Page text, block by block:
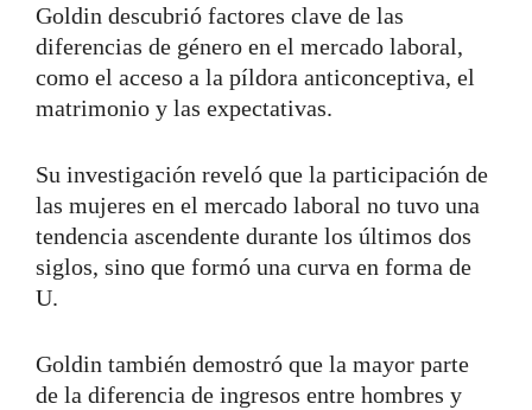
Goldin descubrió factores clave de las
diferencias de género en el mercado laboral,
como el acceso a la píldora anticonceptiva, el
matrimonio y las expectativas.
Su investigación reveló que la participación de
las mujeres en el mercado laboral no tuvo una
tendencia ascendente durante los últimos dos
siglos, sino que formó una curva en forma de
U.
Goldin también demostró que la mayor parte
de la diferencia de ingresos entre hombres y